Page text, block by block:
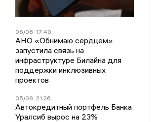
06/08 17:40
АНО «Обнимаю сердцем»
запустила связь на
инфраструктуре Билайна для
поддержки инклюзивных
проектов
05/08 21:26
Автокредитный портфель Банка
Уралсиб вырос на 23%